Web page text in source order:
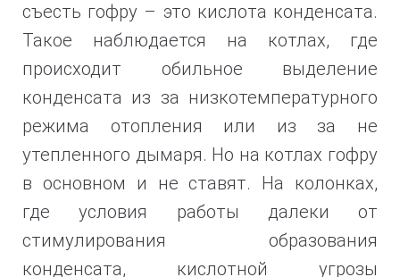
съесть гофру – это кислота конденсата.
Такое наблюдается на котлах, где
происходит обильное выделение
конденсата из за низкотемпературного
режима отопления или из за не
утепленного дымаря. Но на котлах гофру
в основном и не ставят. На колонках,
гдеусловия работы далеки от
стимулирования образования
конденсата, кислотной угрозы